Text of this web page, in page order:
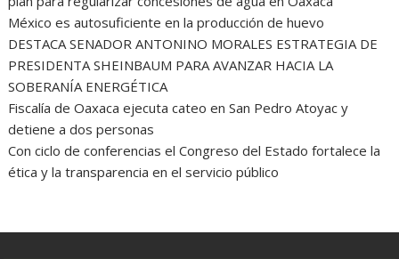
México es autosuficiente en la producción de huevo
DESTACA SENADOR ANTONINO MORALES ESTRATEGIA DE
PRESIDENTA SHEINBAUM PARA AVANZAR HACIA LA
SOBERANÍA ENERGÉTICA
Fiscalía de Oaxaca ejecuta cateo en San Pedro Atoyac y
detiene a dos personas
Con ciclo de conferencias el Congreso del Estado fortalece la
ética y la transparencia en el servicio público